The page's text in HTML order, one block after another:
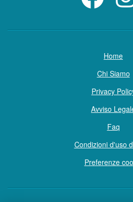
Home
Chi Siamo
Privacy
Avviso
Faq
Condizioni d'uso
Preferenze